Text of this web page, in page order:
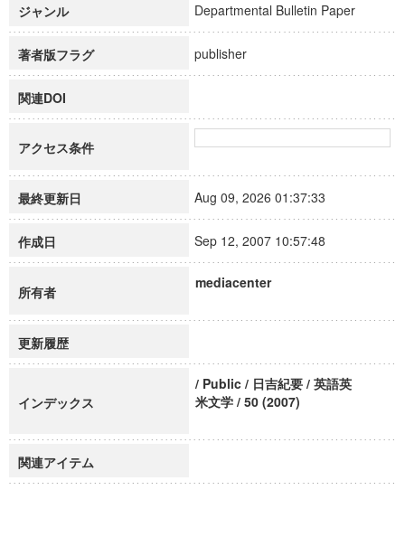
ジャンル Departmental Bulletin Paper
著者版フラグ publisher
関連DOI
アクセス条件
最終更新日 Aug 09, 2026 01:37:33
作成日 Sep 12, 2007 10:57:48
所有者
mediacenter
更新履歴
インデックス
/ Public / 日吉紀要 / 英語英
米文学 / 50 (2007)
関連アイテム